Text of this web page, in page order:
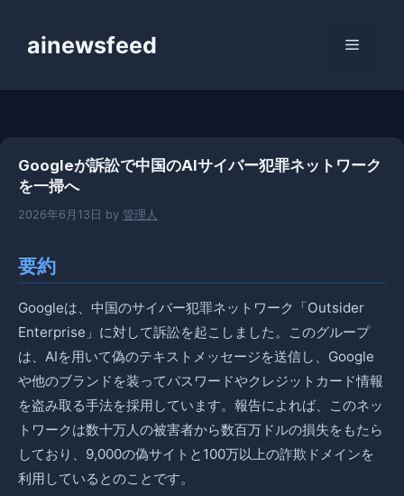
ainewsfeed メ
Googleが訴訟で中国のAIサイバー犯罪ネットワーク
を一掃へ
2026年6月13日 by 管理人
要約
Googleは、中国のサイバー犯罪ネットワーク「Outsider
Enterprise」に対して訴訟を起こしました。このグループ
は、AIを用いて偽のテキストメッセージを送信し、Google
や他のブランドを装ってパスワードやクレジットカード情報
を盗み取る手法を採用しています。報告によれば、このネッ
トワークは数十万人の被害者から数百万ドルの損失をもたら
しており、9,000の偽サイトと100万以上の詐欺ドメインを
利用しているとのことです。